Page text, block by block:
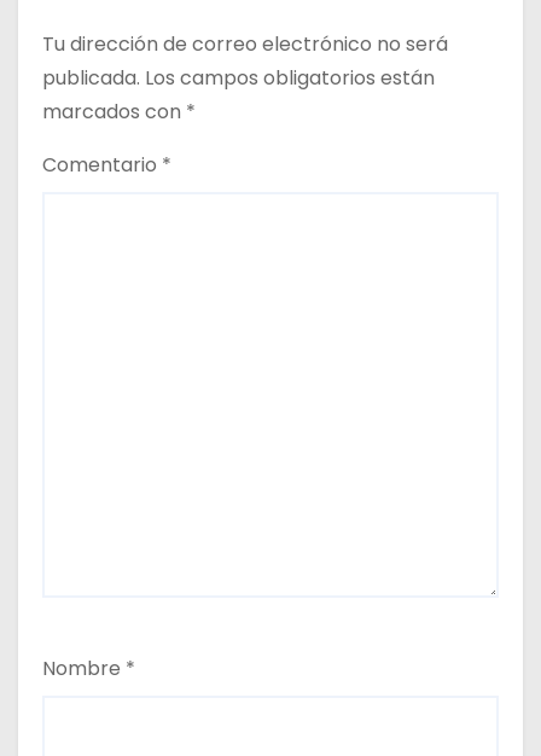
a
d
a
Tu dirección de correo electrónico no será
publicada. Los campos obligatorios están
marcados con *
Comentario *
Nombre *